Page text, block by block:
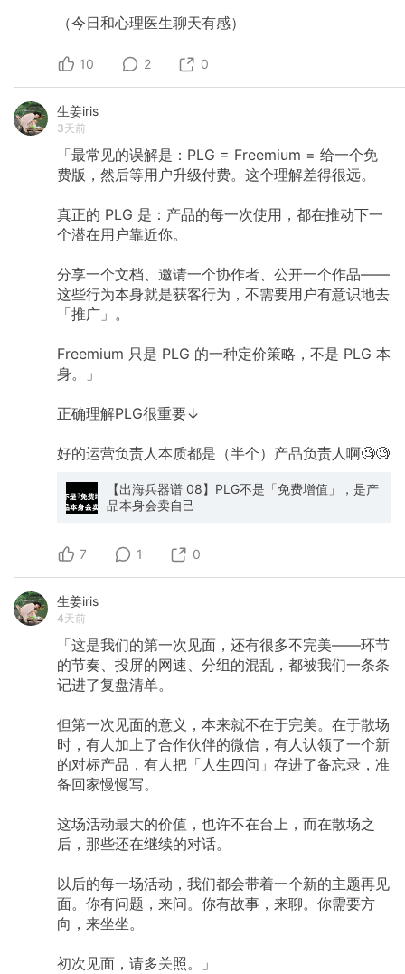
「一键生成[具体应用]」 给投资人​：「$[X]M
原则​：每个版本都要具体，不要模糊词汇。 这让
我想到 @玉伯提到的产品不能一句话说清楚，其
实需要专门写一些针对不同的用户类型的不同“一
意？ 2.3 品牌差异化强化 核心原则​：不要让差异
化被工具特性淹没 易犯的错误​： 强调功能特性而
非用户收益 差异化与核心品牌形象断链 竞争对手
识别真正的差异化​（能力 or 结果）而非只是功能
强化品牌关联​：让用户想到「InsForge」就想到
容、案例、社区获得长期品牌价值 长期建设​： 不
只是单次营销，而是通过持续的内容、社区、案
例积累 形成「InsForge = [差异化承诺]」的心智
占领 这也提醒我了insforge的功能越来越多，很
是品牌心智，也就是给Agent/用AI做开发的
builder的云基础设施平台/后端平台，而不是陷进
察维度​： 用户的日常工作节奏与流程 用户常用的
一步卡住、为什么卡住 关键动作​： 共享屏幕观察
用户实际操作 对比：用户之前用谁 → 用你的产品
入点 这跟我现在做AI工作流诊断咨询其实是一致
的，通过直接看对方的操作，才能真正直到什么
的工作流融合 特殊考虑​（如果用户主要用AI处理
任务）： 用户很少手动干活 = AI成为主体 你的产
品需要让AI能看到并调用它 融入用户的AI工作
产品 设计分销激励（佣金/收入分成模式） 提供
分销物料（案例、模板、推荐链接） 这群用户往
往是最好的获客渠道。 目前insforge上线了
referral机制，邀请新的用户后，对方首次付费你
费都可以得到20%的提成。
https://app.notion.com/p/referral-
3b2db2d6fb2a808ca3f6fbd023f9c463?
source=copy_link 3.4 用户研究交付物 提炼共性​
： 提取 5-10 个共性特征（付费意愿、使用场
同一群体 沉淀收敛为 1-2 个具体场景 形成「用户
故事」（As a X role, I want to... so that...） 第
四阶段：内容与 SEO 策略 4.1 关键词与搜索意图
误：「AI视频生成」「视频编辑工具」（功能
词） 正确：「电商短视频怎么做」「小红书视频
素材」「广告片快速制作方法」（意图词） 4.2
博客与 FAQ 内容规划 围绕「边界条件」和「场景
书卖家图什么尺寸」 「直播片段怎么快速制作」
（今日和心理医生聊天有感）
10 2 0
生姜iris
3天前
「最常见的误解是：PLG = Freemium = 给一个免
费版，然后等用户升级付费。这个理解差得很远。
真正的 PLG 是：产品的每一次使用，都在推动下一
个潜在用户靠近你。
分享一个文档、邀请一个协作者、公开一个作品——
这些行为本身就是获客行为，不需要用户有意识地去
「推广」。
Freemium 只是 PLG 的一种定价策略，不是 PLG 本
身。」
正确理解PLG很重要↓
好的运营负责人本质都是（半个）产品负责人啊🧐🧐
【出海兵器谱 08】PLG不是「免费增值」，是产
品本身会卖自己
7 1 0
生姜iris
4天前
「这是我们的第一次见面，还有很多不完美——环节
的节奏、投屏的网速、分组的混乱，都被我们一条条
记进了复盘清单。
但第一次见面的意义，本来就不在于完美。在于散场
时，有人加上了合作伙伴的微信，有人认领了一个新
的对标产品，有人把「人生四问」存进了备忘录，准
备回家慢慢写。
这场活动最大的价值，也许不在台上，而在散场之
后，那些还在继续的对话。
以后的每一场活动，我们都会带着一个新的主题再见
面。你有问题，来问。你有故事，来聊。你需要方
向，来坐坐。
初次见面，请多关照。」